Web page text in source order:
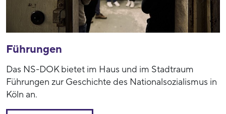
Führungen
Das NS-DOK bietet im Haus und im Stadtraum
Führungen zur Geschichte des Nationalsozialismus in
Köln an.